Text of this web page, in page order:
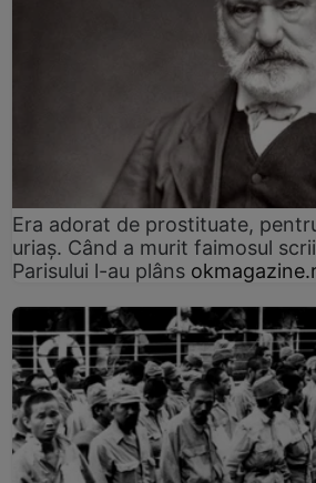
Era adorat de prostituate,
uriaș. Când a murit faimosul
Parisului l-au plâns